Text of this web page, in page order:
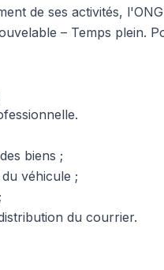
de ses activités,
– Temps plein.
biens ;
véhicule ;
du courrier.